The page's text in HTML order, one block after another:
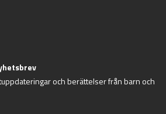
och berättelser från barn och